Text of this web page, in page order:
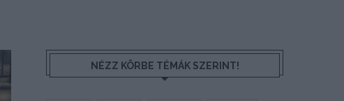
NÉZZ KÖRBE TÉMÁK SZERINT!